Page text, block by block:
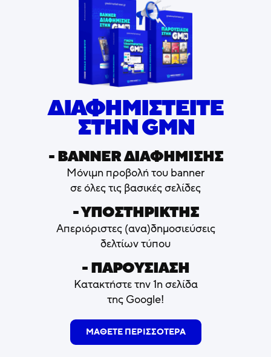
ΔΙΑΦΗΜΙΣΤΕΙΤΕ
ΣΤΗΝ GMN
- ΒΑNNER ΔΙΑΦΗΜΙΣΗΣ
Μόνιμη προβολή του banner
σε όλες τις βασικές σελίδες
- ΥΠΟΣΤΗΡΙΚΤΗΣ
Απεριόριστες (ανα)δημοσιεύσεις
δελτίων τύπου
- ΠΑΡΟΥΣΙΑΣΗ
Κατακτήστε την 1η σελίδα
της Google!
ΜΑΘΕΤΕ ΠΕΡΙΣΣΟΤΕΡΑ